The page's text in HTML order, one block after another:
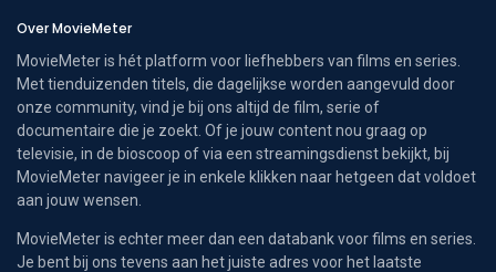
Over MovieMeter
MovieMeter is hét platform voor liefhebbers van films en series.
Met tienduizenden titels, die dagelijkse worden aangevuld door
onze community, vind je bij ons altijd de film, serie of
documentaire die je zoekt. Of je jouw content nou graag op
televisie, in de bioscoop of via een streamingsdienst bekijkt, bij
MovieMeter navigeer je in enkele klikken naar hetgeen dat voldoet
aan jouw wensen.
MovieMeter is echter meer dan een databank voor films en series.
Je bent bij ons tevens aan het juiste adres voor het laatste